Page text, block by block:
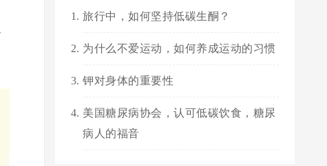
旅行中，如何坚持低碳生酮？
为什么不爱运动，如何养成运动的习惯
钾对身体的重要性
美国糖尿病协会，认可低碳饮食，糖尿
病人的福音